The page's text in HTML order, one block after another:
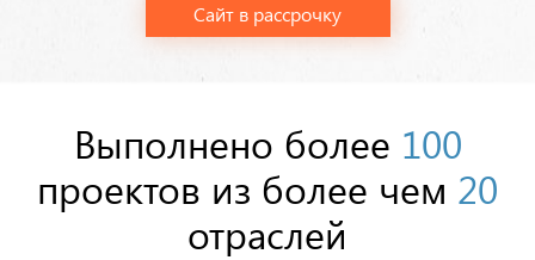
Сайт в рассрочку
Выполнено более 100
проектов из более чем 20
отраслей